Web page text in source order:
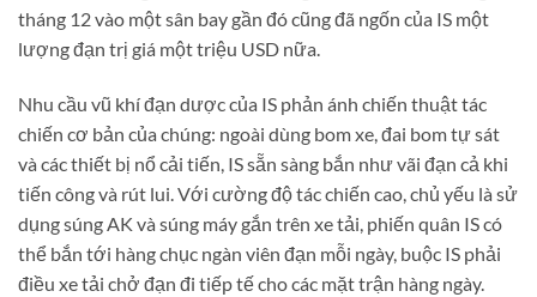
tháng 12 vào một sân bay gần đó cũng đã ngốn của IS một
lượng đạn trị giá một triệu USD nữa.
Nhu cầu vũ khí đạn dược của IS phản ánh chiến thuật tác
chiến cơ bản của chúng: ngoài dùng bom xe, đai bom tự sát
và các thiết bị nổ cải tiến, IS sẵn sàng bắn như vãi đạn cả khi
tiến công và rút lui. Với cường độ tác chiến cao, chủ yếu là sử
dụng súng AK và súng máy gắn trên xe tải, phiến quân IS có
thể bắn tới hàng chục ngàn viên đạn mỗi ngày, buộc IS phải
điều xe tải chở đạn đi tiếp tế cho các mặt trận hàng ngày.